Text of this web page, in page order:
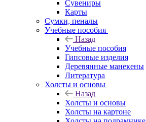
Сувениры
Карты
Сумки, пеналы
Учебные пособия
Назад
Учебные пособия
Гипсовые изделия
Деревянные манекены
Литература
Холсты и основы
Назад
Холсты и основы
Холсты на картоне